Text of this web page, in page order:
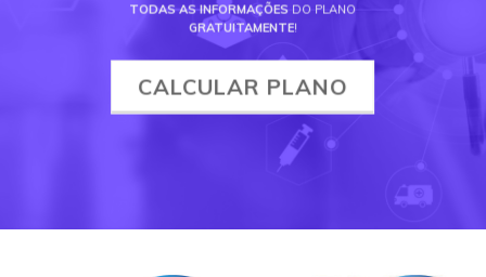
TODAS AS INFORMAÇÕES DO PLANO
GRATUITAMENTE!
CALCULAR PLANO